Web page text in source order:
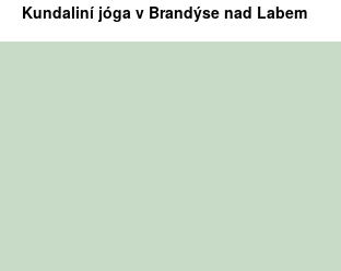
Kundaliní jóga v Brandýse nad Labem